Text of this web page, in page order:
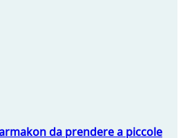
da prendere a piccole